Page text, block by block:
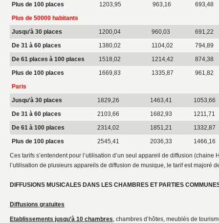
Plus de 100 places
1203,95 963,16
693,48
Plus de 50000 habitants
Jusqu’à 30 places
1200,04 960,03
691,22
De 31 à 60 places
1380,02 1104,02
794,89
De 61 places à 100 places
1518,02 1214,42
874,38
Plus de 100 places
1669,83 1335,87
961,82
Paris
Jusqu’à 30 places
1829,26 1463,41
1053,66
De 31 à 60 places
2103,66 1682,93
1211,71
De 61 à 100 places
2314,02 1851,21
1332,87
Plus de 100 places
2545,41 2036,33 1466,16
Ces tarifs s’entendent pour l’utilisation d’un seul appareil de diffusion (chaine
l’utilisation de plusieurs appareils de diffusion de musique, le tarif est majoré
DIFFUSIONS MUSICALES DANS LES CHAMBRES ET PARTIES
Diffusions gratuites
Etablissements jusqu’à 10 chambres, chambres d’hôtes, meublés de